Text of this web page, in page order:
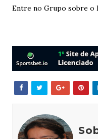
Entre no Grupo sobre o